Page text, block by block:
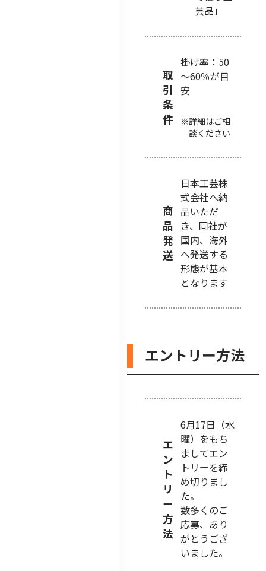
芸品」
取
引
条
件
掛け率：50
～60％が目
安
詳細はご相
談ください
商
品
発
送
日本工芸株
式会社へ納
品いただ
き、同社が
国内、海外
へ発送する
形態が基本
となります
エントリー方法
エ
ン
ト
リ
ー
方
法
6月17日（水
曜）をもち
ましてエン
トリーを締
め切りまし
た。
数多くのご
応募、あり
がとうござ
いました。